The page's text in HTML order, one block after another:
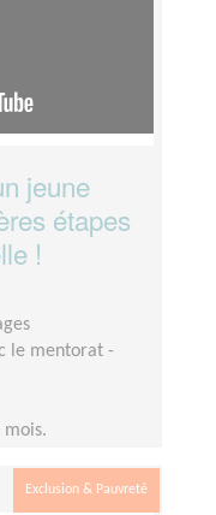
jeune
étapes
!
le mentorat -
mois.
Exclusion & Pauvreté